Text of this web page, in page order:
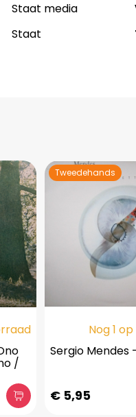
Staat media
Staat
/
Tweedehands
Nog 1
Sergio Mendes
€ 5,95